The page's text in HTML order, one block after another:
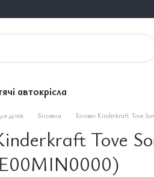
автокрісла
дітей Біговели Біговел Kinderkraft Tove
Tove